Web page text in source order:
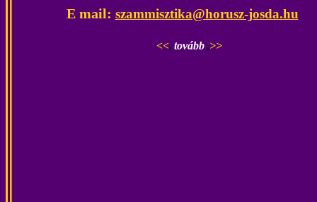
E mail: szammisztika@horusz-josda.hu
<< tovább >>